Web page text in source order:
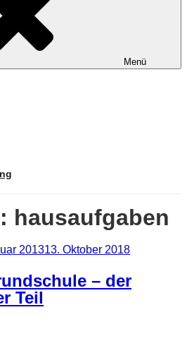
Menü
hausaufgaben
201313. Oktober 2018
– der
Teil